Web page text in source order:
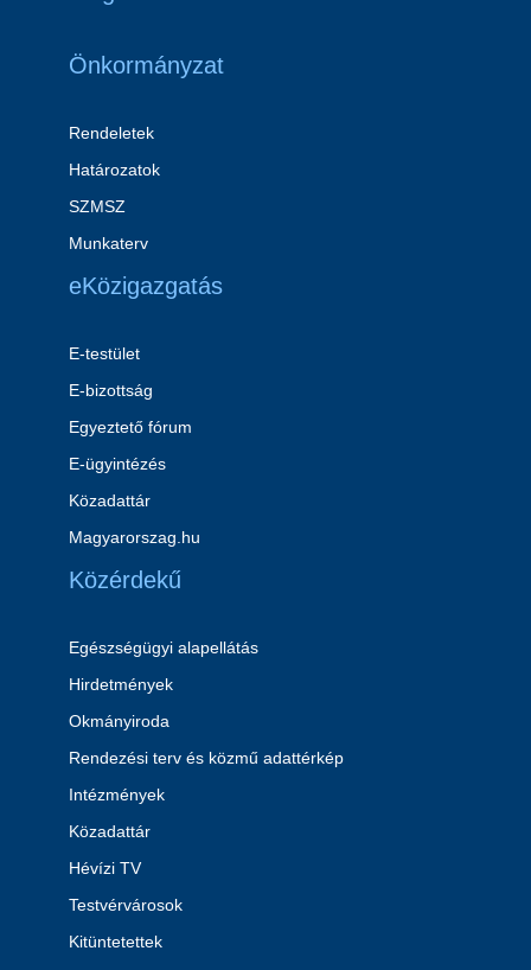
Önkormányzat
Rendeletek
Határozatok
SZMSZ
Munkaterv
eKözigazgatás
E-testület
E-bizottság
Egyeztető fórum
E-ügyintézés
Közadattár
Magyarorszag.hu
Közérdekű
Egészségügyi alapellátás
Hirdetmények
Okmányiroda
Rendezési terv és közmű adattérkép
Intézmények
Közadattár
Hévízi TV
Testvérvárosok
Kitüntetettek